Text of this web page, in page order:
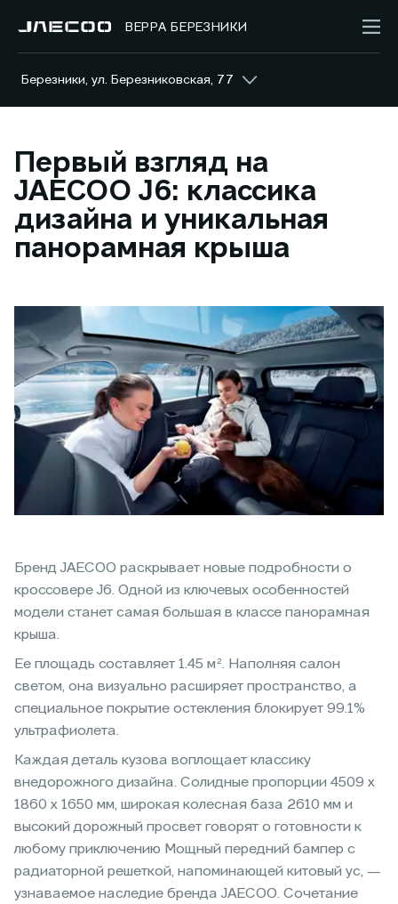
ВЕРРА БЕРЕЗНИКИ
Березники, ул. Березниковская, 77
Первый взгляд на
JAECOO J6: классика
дизайна и уникальная
панорамная крыша
Бренд JAECOO раскрывает новые подробности о
кроссовере J6. Одной из ключевых особенностей
модели станет самая большая в классе панорамная
крыша.
Ее площадь составляет 1.45 м². Наполняя салон
светом, она визуально расширяет пространство, а
специальное покрытие остекления блокирует 99.1%
ультрафиолета.
Каждая деталь кузова воплощает классику
внедорожного дизайна. Солидные пропорции 4509 х
1860 х 1650 мм, широкая колесная база 2610 мм и
высокий дорожный просвет говорят о готовности к
любому приключению Мощный передний бампер с
радиаторной решеткой, напоминающей китовый ус, —
узнаваемое наследие бренда JAECOO. Сочетание